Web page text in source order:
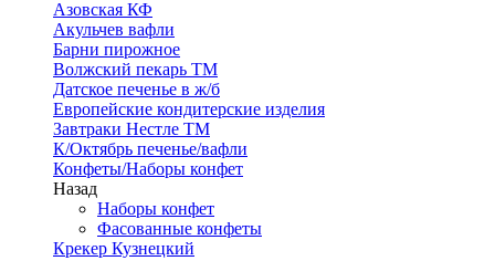
Азовская КФ
Акульчев вафли
Барни пирожное
Волжский пекарь ТМ
Датское печенье в ж/б
Европейские кондитерские изделия
Завтраки Нестле ТМ
К/Октябрь печенье/вафли
Конфеты/Наборы конфет
Назад
Наборы конфет
Фасованные конфеты
Крекер Кузнецкий